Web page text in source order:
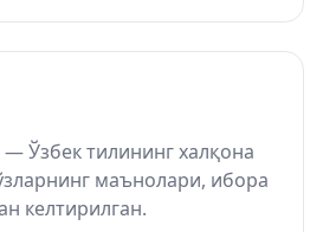
Ўзбек тилининг халқона
маънолари, ибора
келтирилган.